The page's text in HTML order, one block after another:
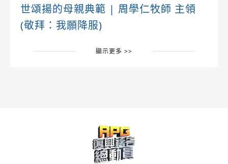
世頌揚的母親典範 | 周學仁牧師 主領
(敬拜：我願降服)
顯示更多 >>